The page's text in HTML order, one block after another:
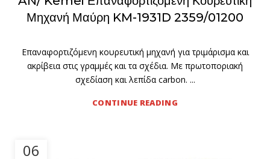
Μηχανή Μαύρη KM-1931D 2359/01200
Επαναφορτιζόμενη κουρευτική μηχανή για τριμάρισμα και
ακρίβεια στις γραμμές και τα σχέδια. Με πρωτοποριακή
σχεδίαση και λεπίδα carbon. ...
CONTINUE READING
06